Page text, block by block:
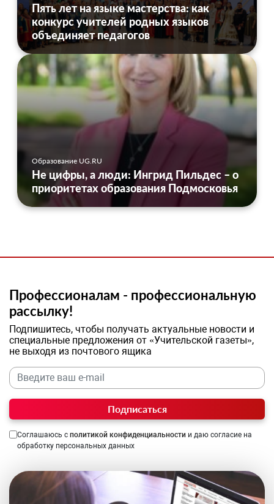
Пять лет на языке мастерства: как
конкурс учителей родных языков
объединяет педагогов
Образование UG.RU
Не цифры, а люди: Ингрид Пильдес – о
приоритетах образования Подмосковья
Профессионалам - профессиональную
рассылку!
Подпишитесь, чтобы получать актуальные новости и
специальные предложения от «Учительской газеты»,
не выходя из почтового ящика
Подписаться
Соглашаюсь с политикой конфиденциальности и даю согласие на
обработку персональных данных